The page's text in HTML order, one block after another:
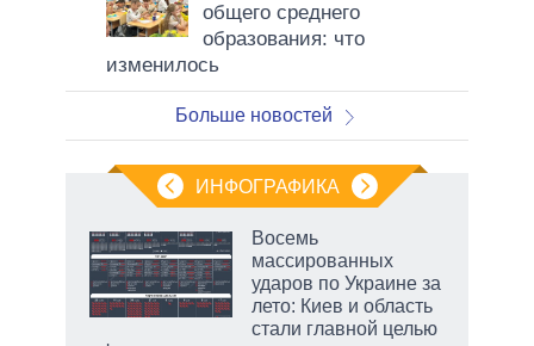
общего среднего
образования: что
изменилось
Больше новостей
ИНФОГРАФИКА
Восемь
массированных
ударов по Украине за
лето: Киев и область
стали главной целью